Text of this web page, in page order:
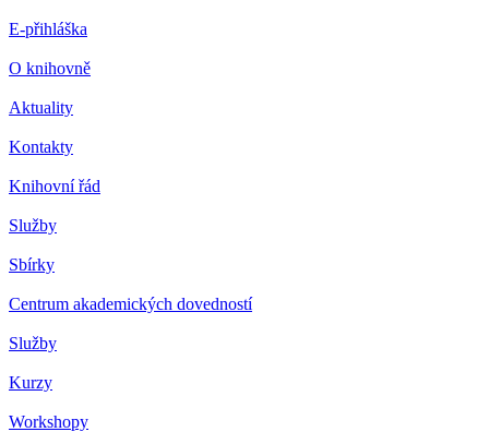
E-přihláška
O knihovně
Aktuality
Kontakty
Knihovní řád
Služby
Sbírky
Centrum akademických dovedností
Služby
Kurzy
Workshopy